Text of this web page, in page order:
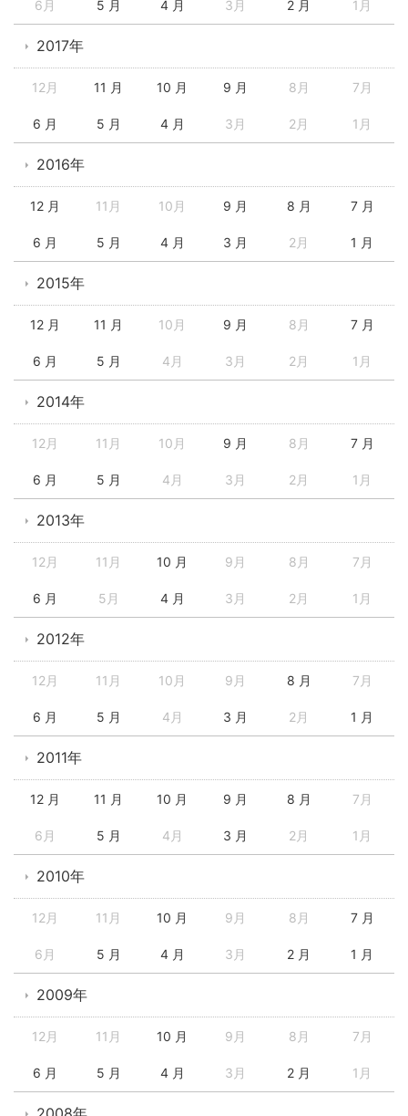
6月 5 月 4 月 3月 2 月 1月
2017年
12月 11 月 10 月 9 月 8月 7月
6 月 5 月 4 月 3月 2月 1月
2016年
12 月 11月 10月 9 月 8 月 7 月
6 月 5 月 4 月 3 月 2月 1 月
2015年
12 月 11 月 10月 9 月 8月 7 月
6 月 5 月 4月 3月 2月 1月
2014年
12月 11月 10月 9 月 8月 7 月
6 月 5 月 4月 3月 2月 1月
2013年
12月 11月 10 月 9月 8月 7月
6 月 5月 4 月 3月 2月 1月
2012年
12月 11月 10月 9月 8 月 7月
6 月 5 月 4月 3 月 2月 1 月
2011年
12 月 11 月 10 月 9 月 8 月 7月
6月 5 月 4月 3 月 2月 1月
2010年
12月 11月 10 月 9月 8月 7 月
6月 5 月 4 月 3月 2 月 1 月
2009年
12月 11月 10 月 9月 8月 7月
6 月 5 月 4 月 3月 2 月 1月